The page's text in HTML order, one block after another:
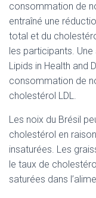
consommation de
entraîné une
total et du
les participants.
Lipids in Health and
consommation de
cholestérol LDL.
Les noix du Brésil
cholestérol en
insaturées. Les
le taux de
saturées dans